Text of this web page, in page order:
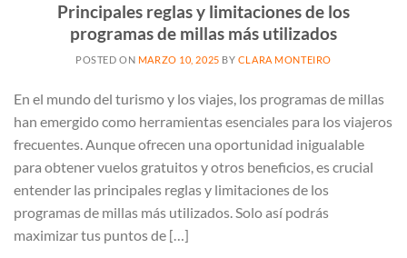
Principales reglas y limitaciones de los
programas de millas más utilizados
POSTED ON MARZO 10, 2025 BY CLARA MONTEIRO
En el mundo del turismo y los viajes, los programas de millas
han emergido como herramientas esenciales para los viajeros
frecuentes. Aunque ofrecen una oportunidad inigualable
para obtener vuelos gratuitos y otros beneficios, es crucial
entender las principales reglas y limitaciones de los
programas de millas más utilizados. Solo así podrás
maximizar tus puntos de […]